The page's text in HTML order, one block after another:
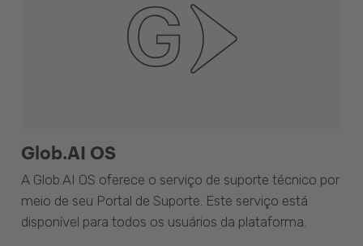
Glob.AI OS
A Glob.AI OS oferece o serviço de suporte técnico por
meio de seu Portal de Suporte. Este serviço está
disponível para todos os usuários da plataforma.